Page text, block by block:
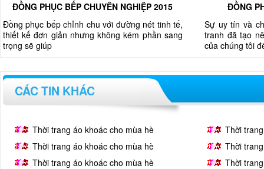
ĐỒNG PHỤC BẾP CHUYÊN NGHIỆP 2015
Đồng phục bếp chỉnh chu với đường nét tinh tế,
thiết kế đơn giản nhưng không kém phần sang
trọng sẽ giúp
ĐỒNG
Sự uy tín và
tranh đã tạo
của chúng tôi
CÁC TIN KHÁC
Thời trang áo khoác cho mùa hè
Thời
Thời trang áo khoác cho mùa hè
Thời
Thời trang áo khoác cho mùa hè
Thời